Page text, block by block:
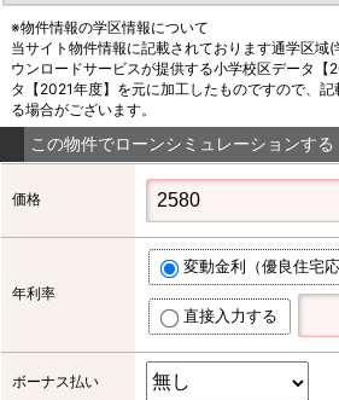
※物件情報の学区情報について
当サイト物件情報に記載されております通学区域
ウンロードサービスが提供する小学校区データ【
タ【2021年度】を元に加工したものですので、
る場合がございます。
この物件でローンシミュレーションする
価格
年利率
変動金利（優良住宅
直接入力する
ボーナス払い